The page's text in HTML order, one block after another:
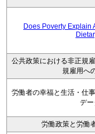
Does Poverty Explain
公共政策における非正規
規雇用へ
労働者の幸福と生活・仕
デ
労働政策と労働